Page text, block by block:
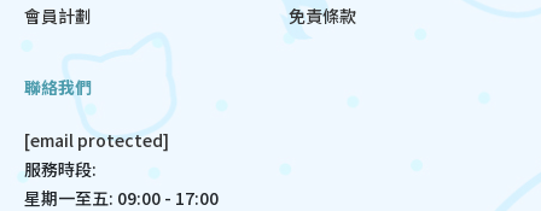
會員計劃
免責條款
聯絡我們
[email protected]
服務時段:
星期一至五: 09:00 - 17:00